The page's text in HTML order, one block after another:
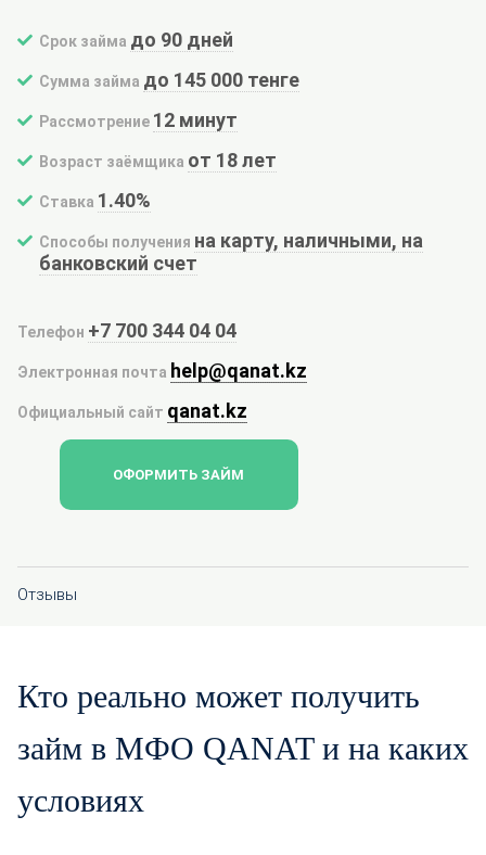
Срок займа до 90 дней
Сумма займа до 145 000 тенге
Рассмотрение 12 минут
Возраст заёмщика от 18 лет
Ставка 1.40%
Способы получения на карту, наличными, на
банковский счет
Телефон +7 700 344 04 04
Электронная почта help@qanat.kz
Официальный сайт qanat.kz
ОФОРМИТЬ ЗАЙМ
Отзывы
Кто реально может получить
займ в МФО QANAT и на каких
условиях